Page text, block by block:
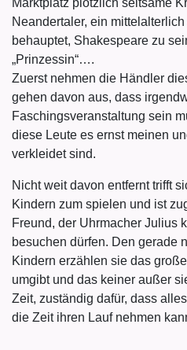
Marktplatz plötzlich seltsame
Neandertaler, ein
behauptet, Shakespeare zu
„Prinzessin“….
Zuerst nehmen die Händler
gehen davon aus, dass
Faschingsveranstaltung sein
diese Leute es ernst meinen
verkleidet sind.
Nicht weit davon entfernt trifft
Kindern zum spielen und ist
Freund, der Uhrmacher Julius
besuchen dürfen. Den gerade
Kindern erzählen sie das
umgibt und das keiner außer
Zeit, zuständig dafür, dass
die Zeit ihren Lauf nehmen